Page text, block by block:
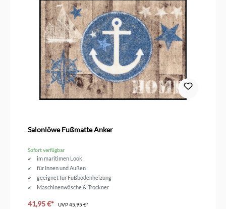
Salonlöwe Fußmatte Anker
Sofort verfügbar
im maritimen Look
für Innen und Außen
geeignet für Fußbodenheizung
Maschinenwäsche & Trockner
41,95 €* UVP45,95 €*